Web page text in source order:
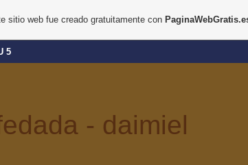
5
- daimiel
sitio web fue creado gratuitamente con